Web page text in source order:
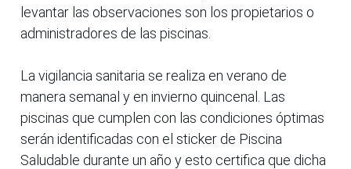
levantar las observaciones son los propietarios o
administradores de las piscinas.
La vigilancia sanitaria se realiza en verano de
manera semanal y en invierno quincenal. Las
piscinas que cumplen con las condiciones óptimas
serán identificadas con el sticker de Piscina
Saludable durante un año y esto certifica que dicha